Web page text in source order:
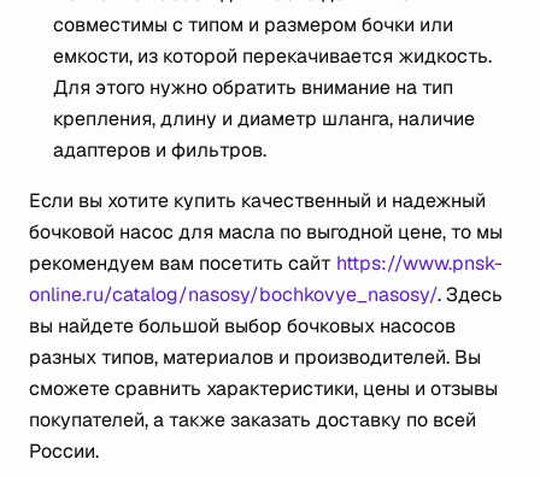
совместимы с типом и размером бочки или
емкости, из которой перекачивается жидкость.
Для этого нужно обратить внимание на тип
крепления, длину и диаметр шланга, наличие
адаптеров и фильтров.
Если вы хотите купить качественный и надежный
бочковой насос для масла по выгодной цене, то мы
рекомендуем вам посетить сайт https://www.pnsk-
online.ru/catalog/nasosy/bochkovye_nasosy/. Здесь
вы найдете большой выбор бочковых насосов
разных типов, материалов и производителей. Вы
сможете сравнить характеристики, цены и отзывы
покупателей, а также заказать доставку по всей
России.